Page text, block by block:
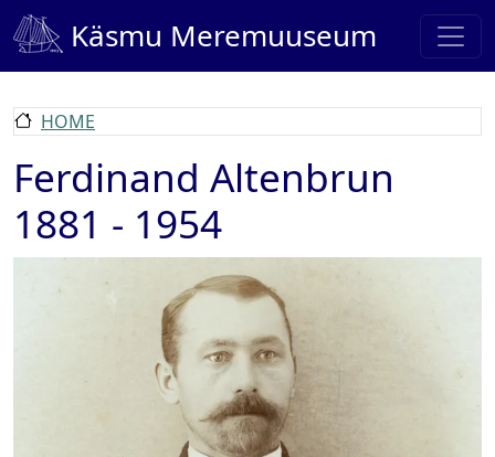
Skip to main content
Käsmu Meremuuseum
HOME
Ferdinand Altenbrun
1881 - 1954